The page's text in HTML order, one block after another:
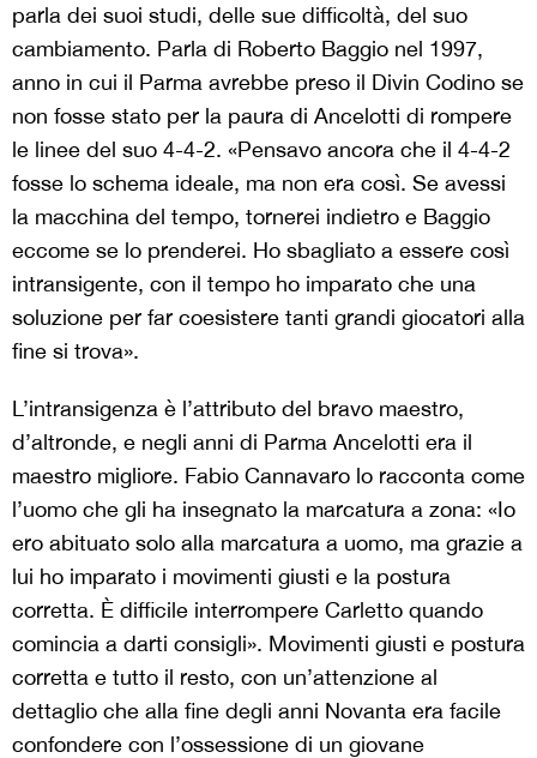
parla dei suoi studi, delle sue difficoltà, del suo
cambiamento. Parla di Roberto Baggio nel 1997,
anno in cui il Parma avrebbe preso il Divin Codino se
non fosse stato per la paura di Ancelotti di rompere
le linee del suo 4-4-2. «Pensavo ancora che il 4-4-2
fosse lo schema ideale, ma non era così. Se avessi
la macchina del tempo, tornerei indietro e Baggio
eccome se lo prenderei. Ho sbagliato a essere così
intransigente, con il tempo ho imparato che una
soluzione per far coesistere tanti grandi giocatori alla
fine si trova».
L’intransigenza è l’attributo del bravo maestro,
d’altronde, e negli anni di Parma Ancelotti era il
maestro migliore. Fabio Cannavaro lo racconta come
l’uomo che gli ha insegnato la marcatura a zona: «Io
ero abituato solo alla marcatura a uomo, ma grazie a
lui ho imparato i movimenti giusti e la postura
corretta. È difficile interrompere Carletto quando
comincia a darti consigli». Movimenti giusti e postura
corretta e tutto il resto, con un’attenzione al
dettaglio che alla fine degli anni Novanta era facile
confondere con l’ossessione di un giovane